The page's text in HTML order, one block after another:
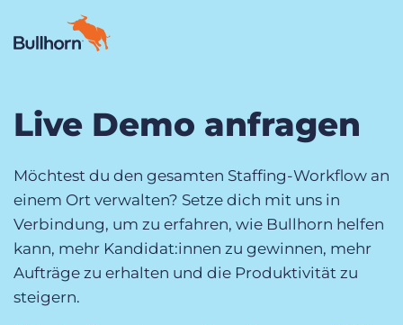
Produkte
Ressourcen
Marktplatz
Unternehmen
Live Demo anfragen
Möchtest du den gesamten Staffing-Workflow an
einem Ort verwalten? Setze dich mit uns in
Verbindung, um zu erfahren, wie Bullhorn helfen
kann, mehr Kandidat:innen zu gewinnen, mehr
Aufträge zu erhalten und die Produktivität zu
steigern.